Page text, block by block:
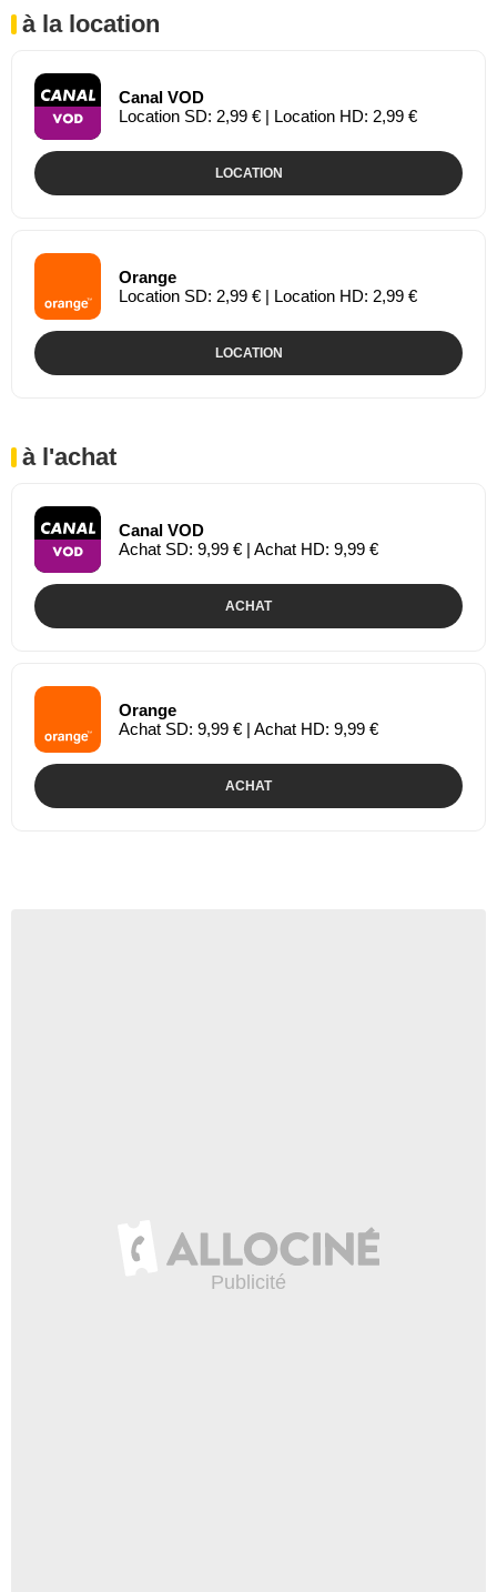
à la location
Canal VOD
Location SD: 2,99 € | Location HD: 2,99 €
LOCATION
Orange
Location SD: 2,99 € | Location HD: 2,99 €
LOCATION
à l'achat
Canal VOD
Achat SD: 9,99 € | Achat HD: 9,99 €
ACHAT
Orange
Achat SD: 9,99 € | Achat HD: 9,99 €
ACHAT